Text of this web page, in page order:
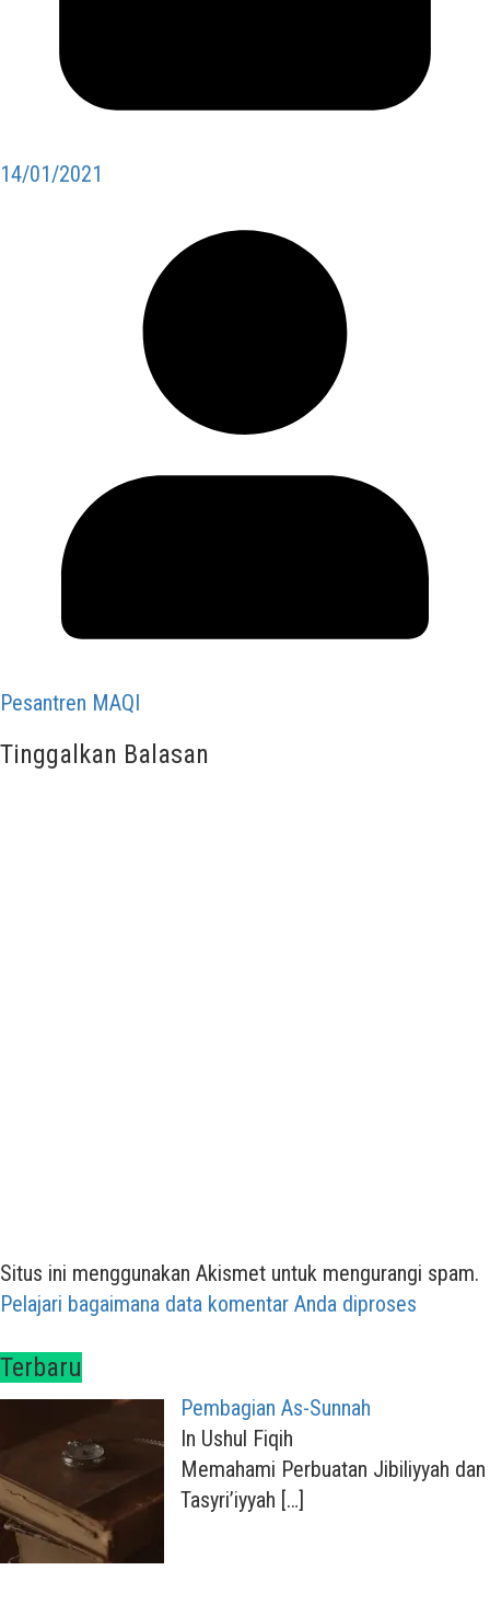
14/01/2021
Pesantren MAQI
Tinggalkan Balasan
Situs ini menggunakan Akismet untuk mengurangi spam.
Pelajari bagaimana data komentar Anda diproses
Terbaru
Pembagian As-Sunnah
In Ushul Fiqih
Memahami Perbuatan Jibiliyyah dan
Tasyri’iyyah […]